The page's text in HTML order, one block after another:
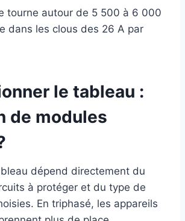
tourne autour de 5 500 à 6 000
dans les clous des 26 A par
le tableau :
de modules
dépend directement du
à protéger et du type de
En triphasé, les appareils